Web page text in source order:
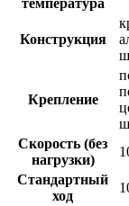
Конструкция
Крепление
Скорость (без
нагрузки)
Стандартный
ход